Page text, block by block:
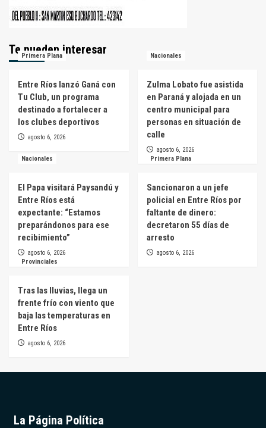
Te pueden interesar
Primera Plana
Entre Ríos lanzó Ganá con
Tu Club, un programa
destinado a fortalecer a
los clubes deportivos
agosto 6, 2026
Nacionales
Zulma Lobato fue asistida
en Paraná y alojada en un
centro municipal para
personas en situación de
calle
agosto 6, 2026
Nacionales
El Papa visitará Paysandú y
Entre Ríos está
expectante: “Estamos
preparándonos para ese
recibimiento”
agosto 6, 2026
Primera Plana
Sancionaron a un jefe
policial en Entre Ríos por
faltante de dinero:
decretaron 55 días de
arresto
agosto 6, 2026
Provinciales
Tras las lluvias, llega un
frente frío con viento que
baja las temperaturas en
Entre Ríos
agosto 6, 2026
La Página Política